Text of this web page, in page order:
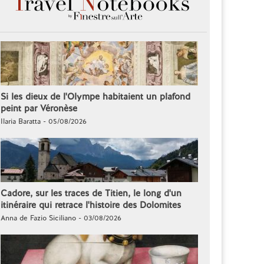
Si les dieux de l'Olympe habitaient un plafond
peint par Véronèse
Ilaria Baratta - 05/08/2026
Cadore, sur les traces de Titien, le long d'un
itinéraire qui retrace l'histoire des Dolomites
Anna de Fazio Siciliano - 03/08/2026